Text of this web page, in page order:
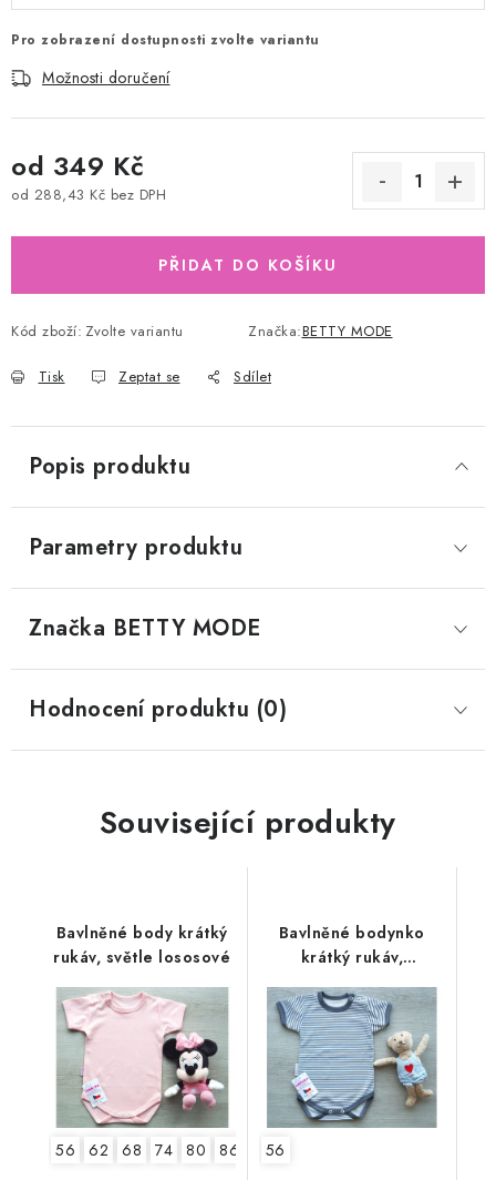
Pro zobrazení dostupnosti zvolte variantu
Možnosti doručení
od 349 Kč
od 288,43 Kč bez DPH
PŘIDAT DO KOŠÍKU
Kód zboží: Zvolte variantu Značka:BETTY MODE
Tisk Zeptat se Sdílet
Popis produktu
Parametry produktu
Značka BETTY MODE
Hodnocení produktu (0)
Související produkty
Bavlněné body krátký
rukáv, světle lososové
56 62 68 74 80 86 92
Bavlněné bodynko
krátký rukáv,
šedomodré pruhy
56